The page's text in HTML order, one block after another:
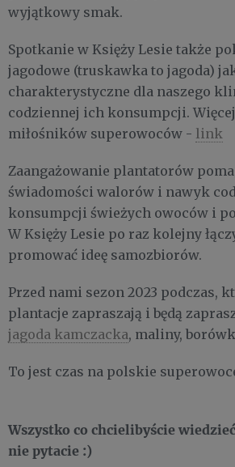
wyjątkowy smak.
Spotkanie w Księży Lesie także
jagodowe (truskawka to jagoda)
charakterystyczne dla naszego
codziennej ich konsumpcji.
miłośników superowoców - link
Zaangażowanie plantatorów
świadomości walorów i nawyk
konsumpcji świeżych owoców i
W Księży Lesie po raz kolejny
promować ideę samozbiorów.
Przed nami sezon 2023 podczas,
plantacje zapraszają i będą
jagoda kamczacka, maliny,
To jest czas na polskie
Wszystko co chcielibyście
nie pytacie :)